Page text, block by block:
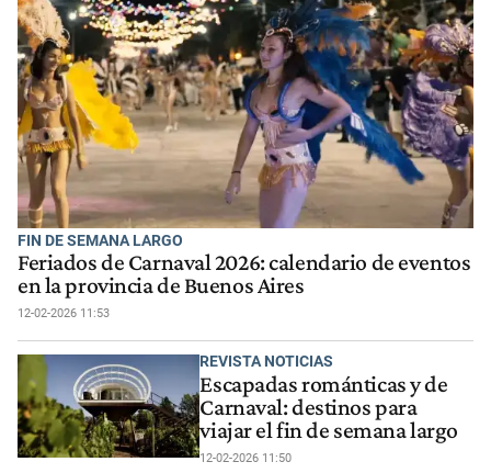
FIN DE SEMANA LARGO
Feriados de Carnaval 2026: calendario de eventos
en la provincia de Buenos Aires
12-02-2026 11:53
REVISTA NOTICIAS
Escapadas románticas y de
Carnaval: destinos para
viajar el fin de semana largo
12-02-2026 11:50